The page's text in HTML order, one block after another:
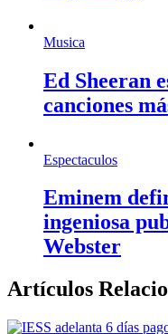
Musica
Ed Sheeran
canciones
Espectaculos
Eminem
ingeniosa
Webster
Artículos